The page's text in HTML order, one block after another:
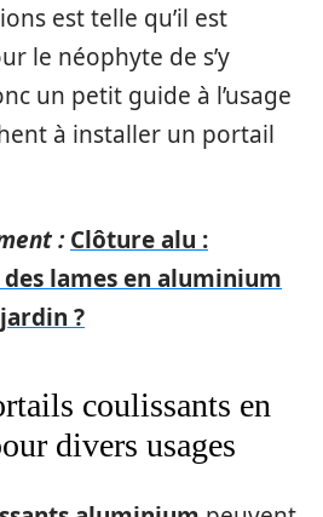
est telle qu’il est
le néophyte de s’y
un petit guide à l’usage
à installer un portail
: Clôture alu :
lames en aluminium
?
coulissants en
divers usages